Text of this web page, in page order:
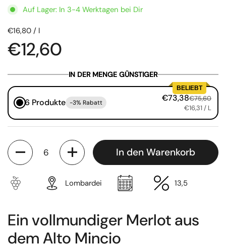
Auf Lager: In 3-4 Werktagen bei Dir
€16,80 / l
€12,60
IN DER MENGE GÜNSTIGER
BELIEBT
6 Produkte -3% Rabatt €73,38€75,60
€16,31 / L
Anzahl
In den Warenkorb
Lombardei 13,5
Ein vollmundiger Merlot aus
dem Alto Mincio